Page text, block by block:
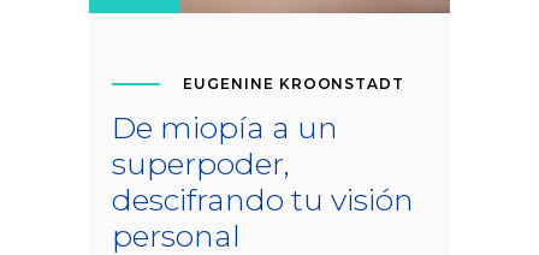
EUGENINE KROONSTADT
De miopía a un
superpoder,
descifrando tu visión
personal